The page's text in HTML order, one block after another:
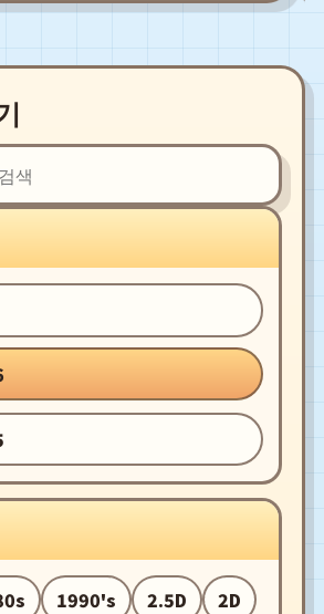
닌 동료들과 함께 시설을 확충시키
1990's 2.5D
2D